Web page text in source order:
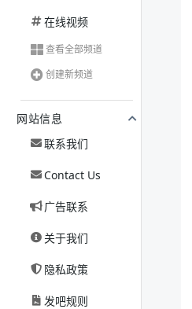
在线视频
查看全部频道
创建新频道
网站信息
联系我们
Contact Us
广告联系
关于我们
隐私政策
发吧规则